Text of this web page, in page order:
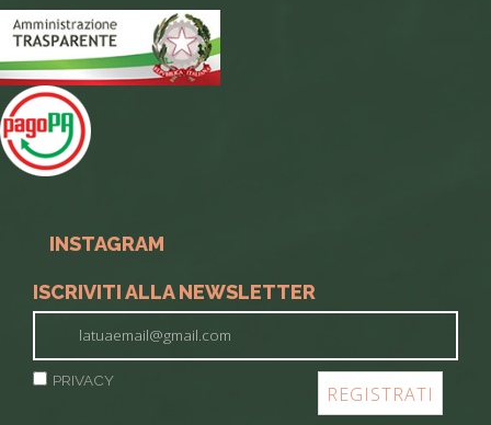
INSTAGRAM
ISCRIVITI ALLA NEWSLETTER
PRIVACY